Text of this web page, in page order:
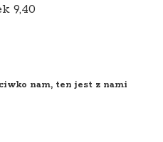
9,40
nam, ten jest z nami